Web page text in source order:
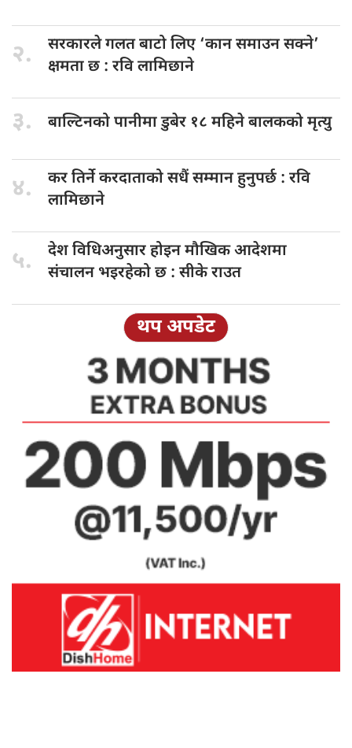
२. सरकारले गलतबाटो लिए ‘कान समाउन सक्ने’
क्षमता छ : रवि लामिछाने
३. बाल्टिनको पानीमाडुबेर १८ महिने बालकको मृत्यु
४. कर तिर्नेकरदाताको सधैं सम्मान हुनुपर्छ : रवि
लामिछाने
५. देश विधिअनुसारहोइन मौखिक आदेशमा
संचालन भइरहेको छ : सीके राउत
थप अपडेट